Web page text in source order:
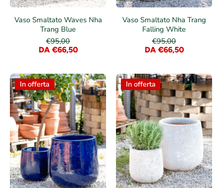
Vaso Smaltato Waves Nha
Trang Blue
€95,00
DA €66,50
Vaso Smaltato Nha Trang
Falling White
€95,00
DA €66,50
In offerta In offerta